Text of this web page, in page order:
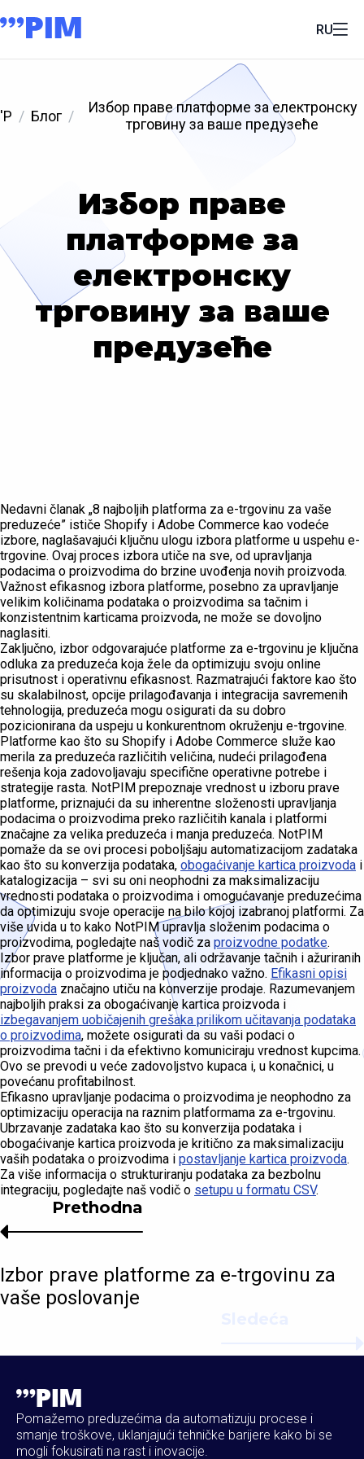
RU
'P Блог
Избор праве платформе за електронску
трговину за ваше предузеће
Избор праве
платформе за
електронску
трговину за ваше
предузеће
Nedavni članak „8 najboljih platforma za e-trgovinu za vaše
preduzeće” ističe Shopify i Adobe Commerce kao vodeće
izbore, naglašavajući ključnu ulogu izbora platforme u uspehu e-
trgovine. Ovaj proces izbora utiče na sve, od upravljanja
podacima o proizvodima do brzine uvođenja novih proizvoda.
Važnost efikasnog izbora platforme, posebno za upravljanje
velikim količinama podataka o proizvodima sa tačnim i
konzistentnim karticama proizvoda, ne može se dovoljno
naglasiti.
Zaključno, izbor odgovarajuće platforme za e-trgovinu je ključna
odluka za preduzeća koja žele da optimizuju svoju online
prisutnost i operativnu efikasnost. Razmatrajući faktore kao što
su skalabilnost, opcije prilagođavanja i integracija savremenih
tehnologija, preduzeća mogu osigurati da su dobro
pozicionirana da uspeju u konkurentnom okruženju e-trgovine.
Platforme kao što su Shopify i Adobe Commerce služe kao
merila za preduzeća različitih veličina, nudeći prilagođena
rešenja koja zadovoljavaju specifične operativne potrebe i
strategije rasta. NotPIM prepoznaje vrednost u izboru prave
platforme, priznajući da su inherentne složenosti upravljanja
podacima o proizvodima preko različitih kanala i platformi
značajne za velika preduzeća i manja preduzeća. NotPIM
pomaže da se ovi procesi poboljšaju automatizacijom zadataka
kao što su konverzija podataka, obogaćivanje kartica proizvoda i
katalogizacija – svi su oni neophodni za maksimalizaciju
vrednosti podataka o proizvodima i omogućavanje preduzećima
da optimizuju svoje operacije na bilo kojoj izabranoj platformi. Za
više uvida u to kako NotPIM upravlja složenim podacima o
proizvodima, pogledajte naš vodič za proizvodne podatke.
Izbor prave platforme je ključan, ali održavanje tačnih i ažuriranih
informacija o proizvodima je podjednako važno. Efikasni opisi
proizvoda značajno utiču na konverzije prodaje. Razumevanjem
najboljih praksi za obogaćivanje kartica proizvoda i
izbegavanjem uobičajenih grešaka prilikom učitavanja podataka
o proizvodima, možete osigurati da su vaši podaci o
proizvodima tačni i da efektivno komuniciraju vrednost kupcima.
Ovo se prevodi u veće zadovoljstvo kupaca i, u konačnici, u
povećanu profitabilnost.
Efikasno upravljanje podacima o proizvodima je neophodno za
optimizaciju operacija na raznim platformama za e-trgovinu.
Ubrzavanje zadataka kao što su konverzija podataka i
obogaćivanje kartica proizvoda je kritično za maksimalizaciju
vaših podataka o proizvodima i postavljanje kartica proizvoda.
Za više informacija o strukturiranju podataka za bezbolnu
integraciju, pogledajte naš vodič o setupu u formatu CSV.
Prethodna
Izbor prave platforme za e-trgovinu za
vaše poslovanje
Pomažemo preduzećima da automatizuju procese i
smanje troškove, uklanjajući tehničke barijere kako bi se
mogli fokusirati na rast i inovacije.